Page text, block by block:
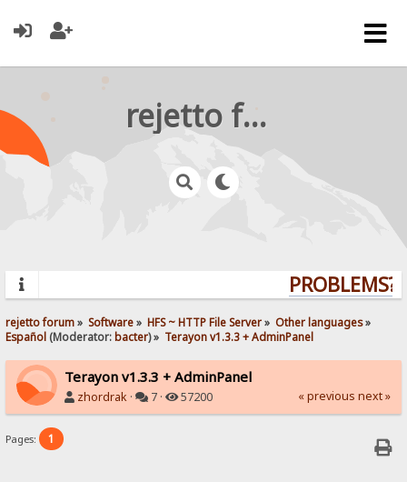
rejetto forum
PROBLEMS?
rejetto forum» Software» HFS ~ HTTP File Server» Other languages»
Español (Moderator: bacter) » Terayon v1.3.3 + AdminPanel
Terayon v1.3.3 + AdminPanel
zhordrak · 7 · 57200 « previous next »
Pages: 1